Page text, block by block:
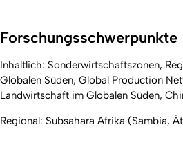
Forschungsschwerpunkte
Inhaltlich: Sonderwirtschaftszonen,
Globalen Süden, Global Production
Landwirtschaft im Globalen Süden,
Regional: Subsahara Afrika (Sambia,